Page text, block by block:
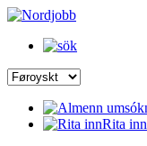
Rita inn